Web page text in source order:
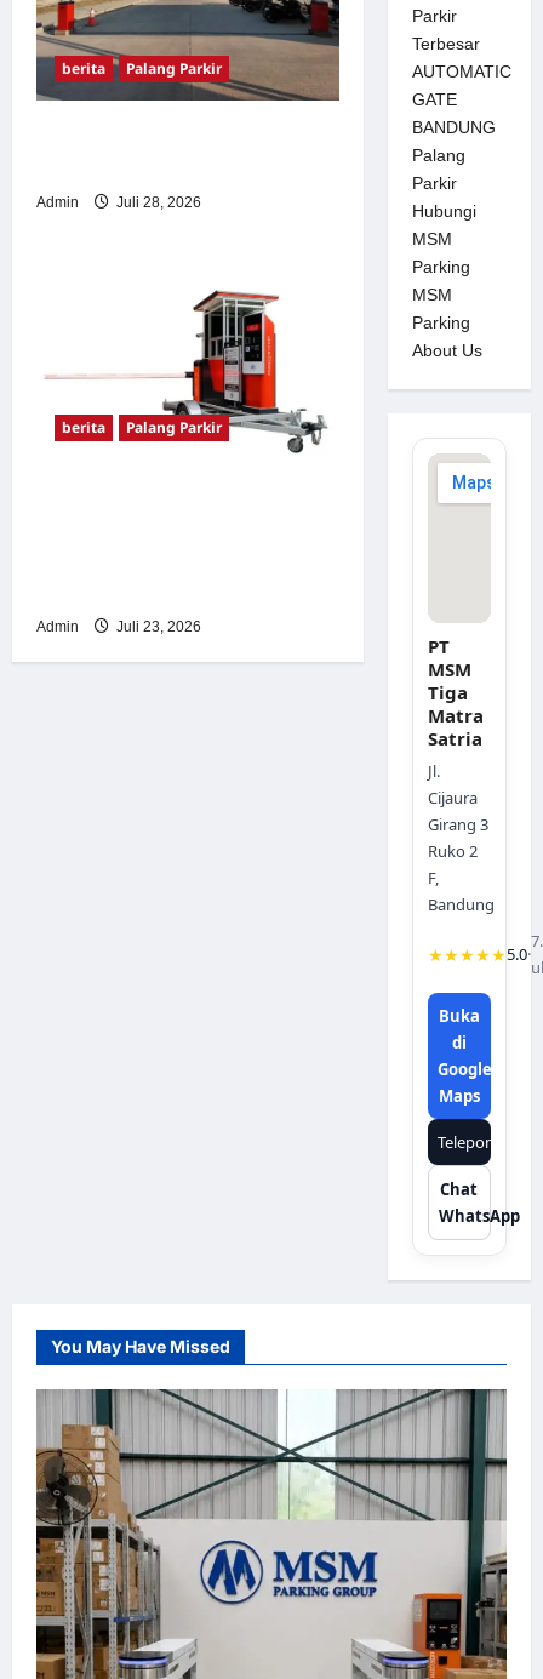
berita Palang Parkir
Admin Juli 28, 2026
berita Palang Parkir
Admin Juli 23, 2026
Parkir
Terbesar
AUTOMATIC
GATE
BANDUNG
Palang
Parkir
Hubungi
MSM
Parking
MSM
Parking
About Us
PT
MSM
Tiga
Matra
Satria
Jl.
Cijaura
Girang 3
Ruko 2
F,
Bandung
★★★★★5.0·
Buka
di
Google
Maps
Telepon
Chat
WhatsApp
You May Have Missed